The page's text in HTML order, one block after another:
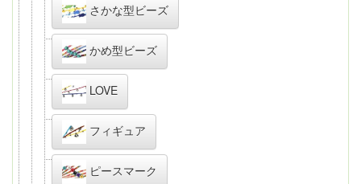
さかな型ビーズ
かめ型ビーズ
LOVE
フィギュア
ピースマーク